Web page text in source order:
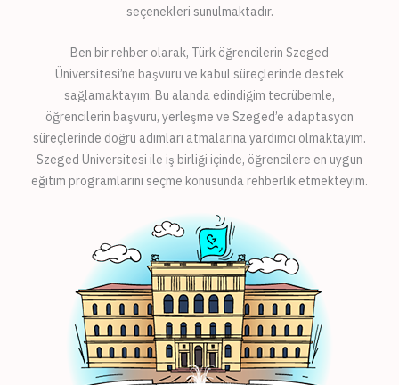
seçenekleri sunulmaktadır.
Ben bir rehber olarak, Türk öğrencilerin Szeged
Üniversitesi’ne başvuru ve kabul süreçlerinde destek
sağlamaktayım. Bu alanda edindiğim tecrübemle,
öğrencilerin başvuru, yerleşme ve Szeged’e adaptasyon
süreçlerinde doğru adımları atmalarına yardımcı olmaktayım.
Szeged Üniversitesi ile iş birliği içinde, öğrencilere en uygun
eğitim programlarını seçme konusunda rehberlik etmekteyim.